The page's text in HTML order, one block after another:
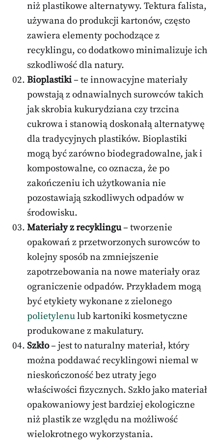
niż plastikowe alternatywy. Tektura falista,
używana do produkcji kartonów, często
zawiera elementy pochodzące z
recyklingu, co dodatkowo minimalizuje ich
szkodliwość dla natury.
Bioplastiki– te innowacyjne materiały
powstają z odnawialnych surowców takich
jak skrobia kukurydziana czy trzcina
cukrowa i stanowią doskonałą alternatywę
dla tradycyjnych plastików. Bioplastiki
mogą być zarówno biodegradowalne, jak i
kompostowalne, co oznacza, że po
zakończeniu ich użytkowania nie
pozostawiają szkodliwych odpadów w
środowisku.
Materiały z recyklingu– tworzenie
opakowań z przetworzonych surowców to
kolejny sposób na zmniejszenie
zapotrzebowania na nowe materiały oraz
ograniczenie odpadów. Przykładem mogą
być etykiety wykonane z zielonego
polietylenulub kartoniki kosmetyczne
produkowane z makulatury.
Szkło– jest to naturalny materiał, który
można poddawać recyklingowi niemal w
nieskończoność bez utraty jego
właściwości fizycznych. Szkło jako materiał
opakowaniowy jest bardziej ekologiczne
niż plastik ze względu na możliwość
wielokrotnego wykorzystania.